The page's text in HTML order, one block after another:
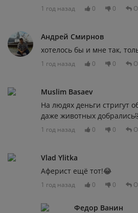
1 год назад 0 0
Андрей Смирнов
хотелось бы и мне так,
1 год назад 0 0
Muslim Basaev
На людях деньги стригут
даже животных
1 год назад 0 0
Vlad Ylitka
Аферист ещё тот!😂
1 год назад 0 0
Федор Ванин